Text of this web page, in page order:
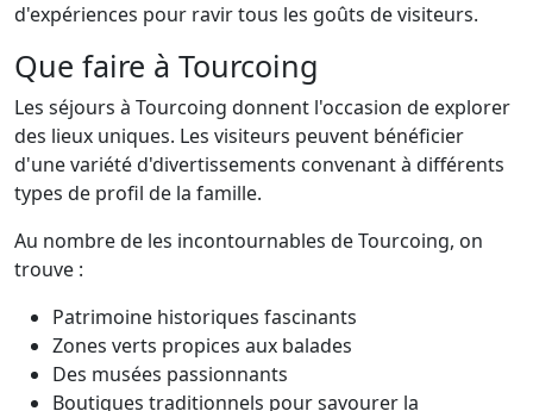
d'expériences pour ravir tous les goûts de visiteurs.
Que faire à Tourcoing
Les séjours à Tourcoing donnent l'occasion de explorer
des lieux uniques. Les visiteurs peuvent bénéficier
d'une variété d'divertissements convenant à différents
types de profil de la famille.
Au nombre de les incontournables de Tourcoing, on
trouve :
Patrimoine historiques fascinants
Zones verts propices aux balades
Des musées passionnants
Boutiques traditionnels pour savourer la